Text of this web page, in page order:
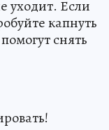
уходит. Если
капнуть
снять